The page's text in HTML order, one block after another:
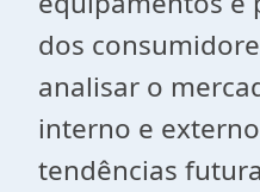
dos
analisar o
interno e
tendências